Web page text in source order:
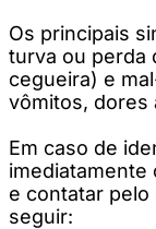
Os principais
turva ou perda
cegueira) e
vômitos, dores
Em caso de
imediatamente
e contatar pelo
seguir: